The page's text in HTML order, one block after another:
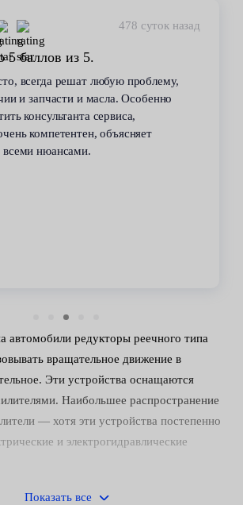
478 суток назад
5 баллов из 5.
всегда решат любую проблему,
и запчасти и масла. Особенно
консультанта сервиса,
компетентен, объясняет
всеми нюансами.
автомобили редукторы реечного типа
вращательное движение в
Эти устройства оснащаются
Наибольшее распространение
— хотя эти устройства постепенно
и электрогидравлические
с неисправным редуктором небезопасно.
Показать все